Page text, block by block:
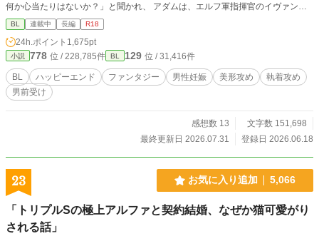
何か心当たりはないか？」と聞かれ、 アダムは、エルフ軍指揮官のイヴァンと
一夜の関係を持ったことを思い出す。 しかも、子を無事に産むためには、エル
フの精液を注ぎ続ける必要があると言われ、 アダムは仕方なくエルフの国へと
向かうことになる。 再会したイヴァンは、まるで伴侶のようにアダムを愛で始
める。 子供を産んだらさっさと国に戻るつもりだったのに、次第にアダムもイ
ヴァンから与えられる想いに心が揺らいでいき―― ★皆様の応援のおかげで
【紙書籍&電子書籍化】が決定しました…！ 読んでくださった皆様、心からあり
がとうございます…！ 出版レーベルさんや発売日などは詳細が決まり次第、作
BL 連載中 長編 R18
24h.ポイント 1,675pt
小説 778 位 / 228,785件 BL 129 位 / 31,416件
BL ハッピーエンド ファンタジー 男性妊娠 美形攻め
執着攻め
男前受け
感想数 13
文字数 151,698
最終更新日 2026.07.31
登録日 2026.06.18
23 お気に入り追加 5,066
「トリプルSの極上アルファと契約結婚、なぜか猫可愛がり
される話」